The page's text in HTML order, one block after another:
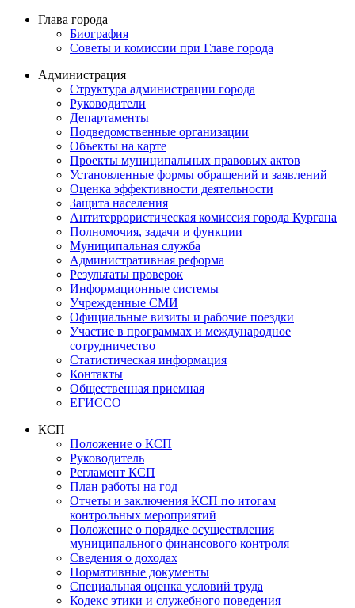
Глава города
Биография
Советы и комиссии при Главе города
Администрация
Структура администрации города
Руководители
Департаменты
Подведомственные организации
Объекты на карте
Проекты муниципальных правовых актов
Установленные формы обращений и заявлений
Оценка эффективности деятельности
Защита населения
Антитеррористическая комиссия города Кургана
Полномочия, задачи и функции
Муниципальная служба
Административная реформа
Результаты проверок
Информационные системы
Учрежденные СМИ
Официальные визиты и рабочие поездки
Участие в программах и международное
сотрудничество
Статистическая информация
Контакты
Общественная приемная
ЕГИССО
КСП
Положение о КСП
Руководитель
Регламент КСП
План работы на год
Отчеты и заключения КСП по итогам
контрольных мероприятий
Положение о порядке осуществления
муниципального финансового контроля
Сведения о доходах
Нормативные документы
Специальная оценка условий труда
Кодекс этики и служебного поведения